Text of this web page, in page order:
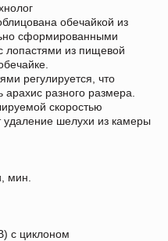
обечайкой из
сформированными
лопастями из пищевой
регулируется, что
разного размера.
скоростью
удаление шелухи из камеры
мин.
с циклоном